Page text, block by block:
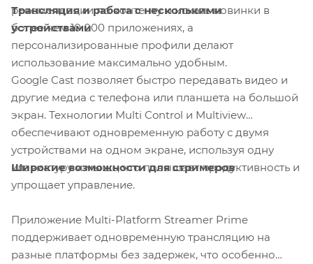
рекомендации по контенту и искать новинки в
более чем 10 000 приложениях, а
персонализированные профили делают
использование максимально удобным.
Трансляция и работа с несколькими
устройствами
Google Cast позволяет быстро передавать видео и
другие медиа с телефона или планшета на большой
экран. Технологии Multi Control и Multiview
обеспечивают одновременную работу с двумя
устройствами на одном экране, используя одну
клавиатуру и мышь, что повышает продуктивность и
упрощает управление.
Широкие возможности для стримеров
Приложение Multi-Platform Streamer Prime
поддерживает одновременную трансляцию на
разные платформы без задержек, что особенно